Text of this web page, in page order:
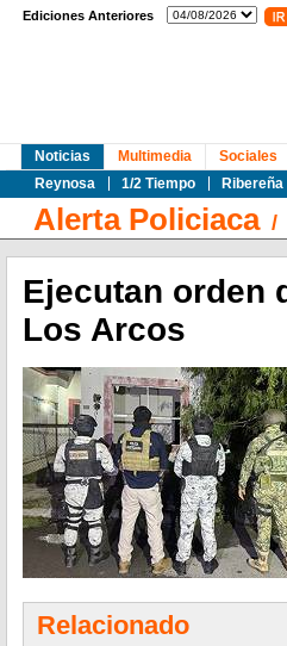
Ediciones Anteriores
Noticias
Reynosa
1/2 Tiempo Ribereña
Multimedia Sociales
Alerta Policiaca/
Ejecutan orden
Los Arcos
Relacionado